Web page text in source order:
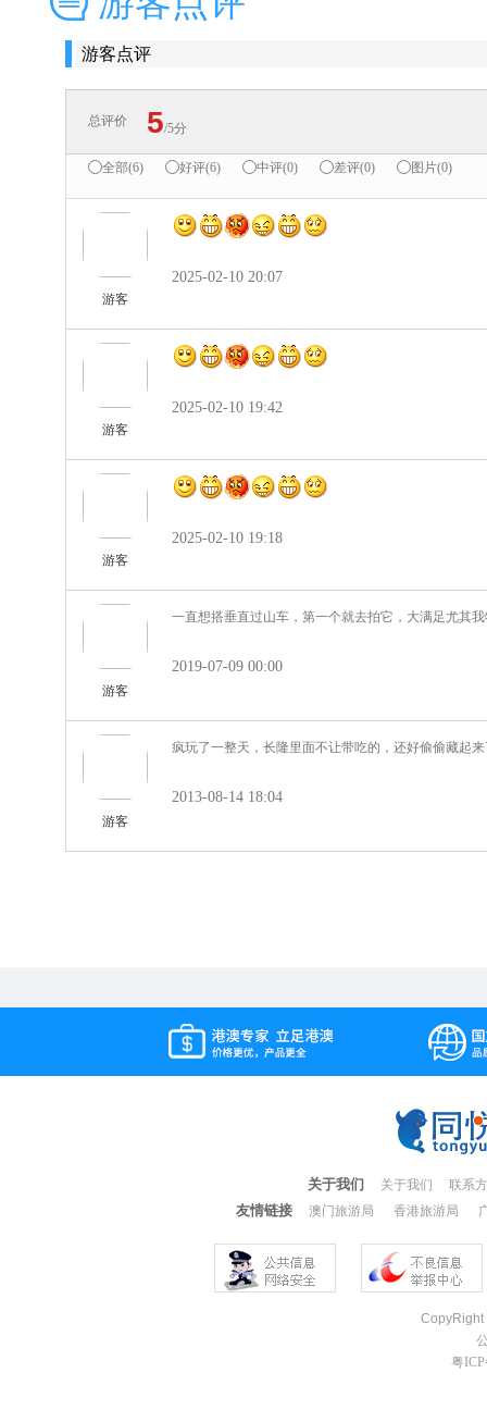
游客点评
总评价 5/5分
全部(6) 好评(6) 中评(0) 差评(0) 图片(0)
游客
2025-02-10 20:07
游客
2025-02-10 19:42
游客
2025-02-10 19:18
游客
一直想搭垂直过山车，第一个就去拍它，大满足尤其
2019-07-09 00:00
游客
疯玩了一整天，长隆里面不让带吃的，还好偷偷藏起
2013-08-14 18:04
关于我们 关于我们 联系
友情链接 澳门旅游局 香港旅游局
粤